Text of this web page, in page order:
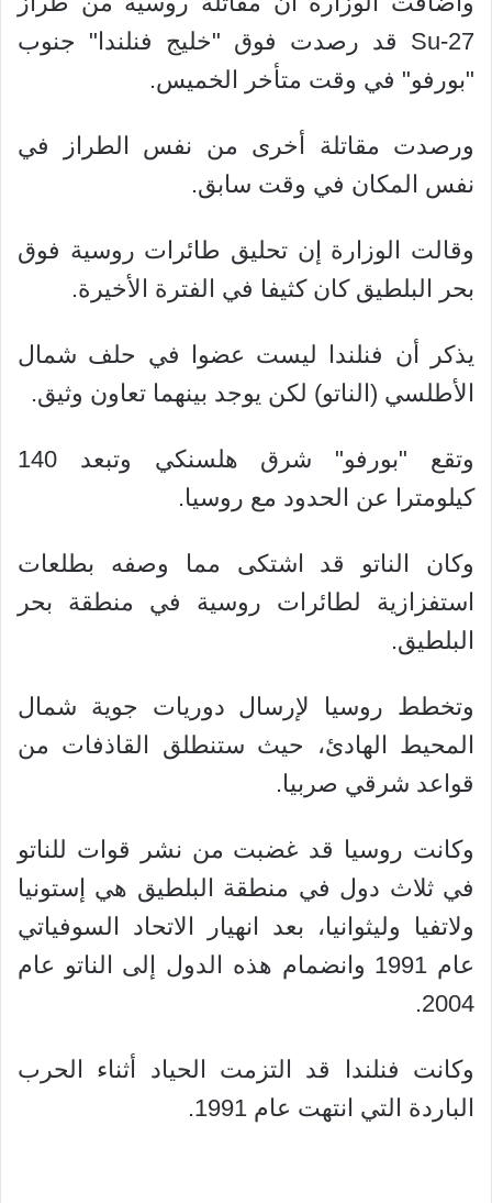
Su-27 قد رصدت فوق "خليج فنلندا" جنوب
"بورفو" في وقت متأخر الخميس.
ورصدت مقاتلة أخرى من نفس الطراز في
نفس المكان في وقت سابق.
وقالت الوزارة إن تحليق طائرات روسية فوق
بحر البلطيق كان كثيفا في الفترة الأخيرة.
يذكر أن فنلندا ليست عضوا في حلف شمال
الأطلسي (الناتو) لكن يوجد بينهما تعاون وثيق.
وتقع "بورفو" شرق هلسنكي وتبعد 140
كيلومترا عن الحدود مع روسيا.
وكان الناتو قد اشتكى مما وصفه بطلعات
استفزازية لطائرات روسية في منطقة بحر
البلطيق.
وتخطط روسيا لإرسال دوريات جوية شمال
المحيط الهادئ، حيث ستنطلق القاذفات من
قواعد شرقي صربيا.
وكانت روسيا قد غضبت من نشر قوات للناتو
في ثلاث دول في منطقة البلطيق هي إستونيا
ولاتفيا وليثوانيا، بعد انهيار الاتحاد السوفياتي
عام 1991 وانضمام هذه الدول إلى الناتو عام
2004.
وكانت فنلندا قد التزمت الحياد أثناء الحرب
الباردة التي انتهت عام 1991.